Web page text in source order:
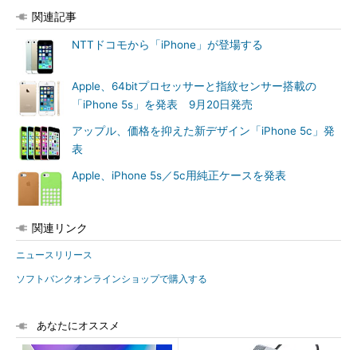
関連記事
NTTドコモから「iPhone」が登場する
Apple、64bitプロセッサーと指紋センサー搭載の
「iPhone 5s」を発表 9月20日発売
アップル、価格を抑えた新デザイン「iPhone 5c」発
表
Apple、iPhone 5s／5c用純正ケースを発表
関連リンク
ニュースリリース
ソフトバンクオンラインショップで購入する
あなたにオススメ